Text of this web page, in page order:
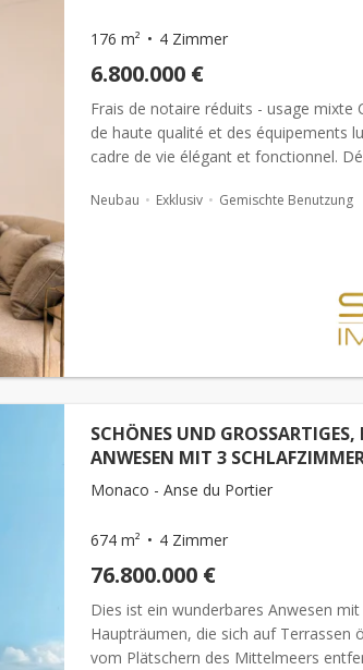
176 m² 4 Zimmer
6.800.000 €
Frais de notaire réduits - usage mixte
de haute qualité et des équipements
cadre de vie élégant et fonctionnel.
Neubau Exklusiv Gemischte Benutzung
SCHÖNES UND GROSSARTIGES,
ANWESEN MIT 3
Monaco - Anse du Portier
674 m² 4 Zimmer
76.800.000 €
Dies ist ein wunderbares Anwesen
Haupträumen, die sich auf Terrassen
vom Plätschern des Mittelmeers